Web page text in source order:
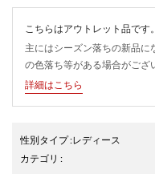
こちらはアウトレット品です。
主にはシーズン落ちの新品
の色落ち等がある場合がござ
詳細はこちら
性別タイプ:レディース
カテゴリ :